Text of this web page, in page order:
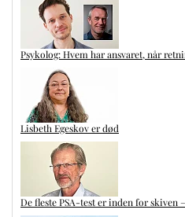
Psykolog: Hvem har ansvaret, når
Lisbeth Egeskov er død
De fleste PSA-test er inden for skiven